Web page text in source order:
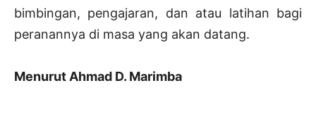
bimbingan, pengajaran, dan atau latihan bagi
peranannya di masa yang akan datang.
Menurut Ahmad D. Marimba